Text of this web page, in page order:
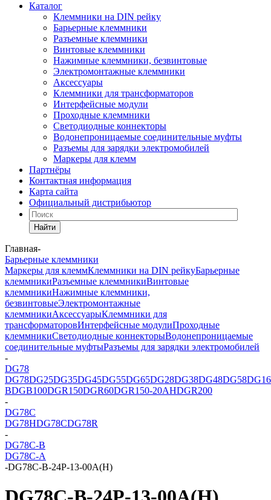
Каталог
Клеммники на DIN рейку
Барьерные клеммники
Разъемные клеммники
Винтовые клеммники
Нажимные клеммники, безвинтовые
Электромонтажные клеммники
Аксессуары
Клеммники для трансформаторов
Интерфейсные модули
Проходные клеммники
Светодиодные коннекторы
Водонепроницаемые соединительные муфты
Разъемы для зарядки электромобилей
Маркеры для клемм
Партнёры
Контактная информация
Карта сайта
Официальный дистрибьютор
Найти
Главная-
Барьерные клеммники
Маркеры для клеммКлеммники на DIN рейкуБарьерные
клеммникиРазъемные клеммникиВинтовые
клеммникиНажимные клеммники,
безвинтовыеЭлектромонтажные
клеммникиАксессуарыКлеммники для
трансформаторовИнтерфейсные модулиПроходные
клеммникиСветодиодные коннекторыВодонепроницаемые
соединительные муфтыРазъемы для зарядки электромобилей
-
DG78
DG78DG25DG35DG45DG55DG65DG28DG38DG48DG58DG16
BDGB100DGR150DGR60DGR150-20AHDGR200
-
DG78C
DG78HDG78CDG78R
-
DG78C-B
DG78C-A
-DG78C-B-24P-13-00A(H)